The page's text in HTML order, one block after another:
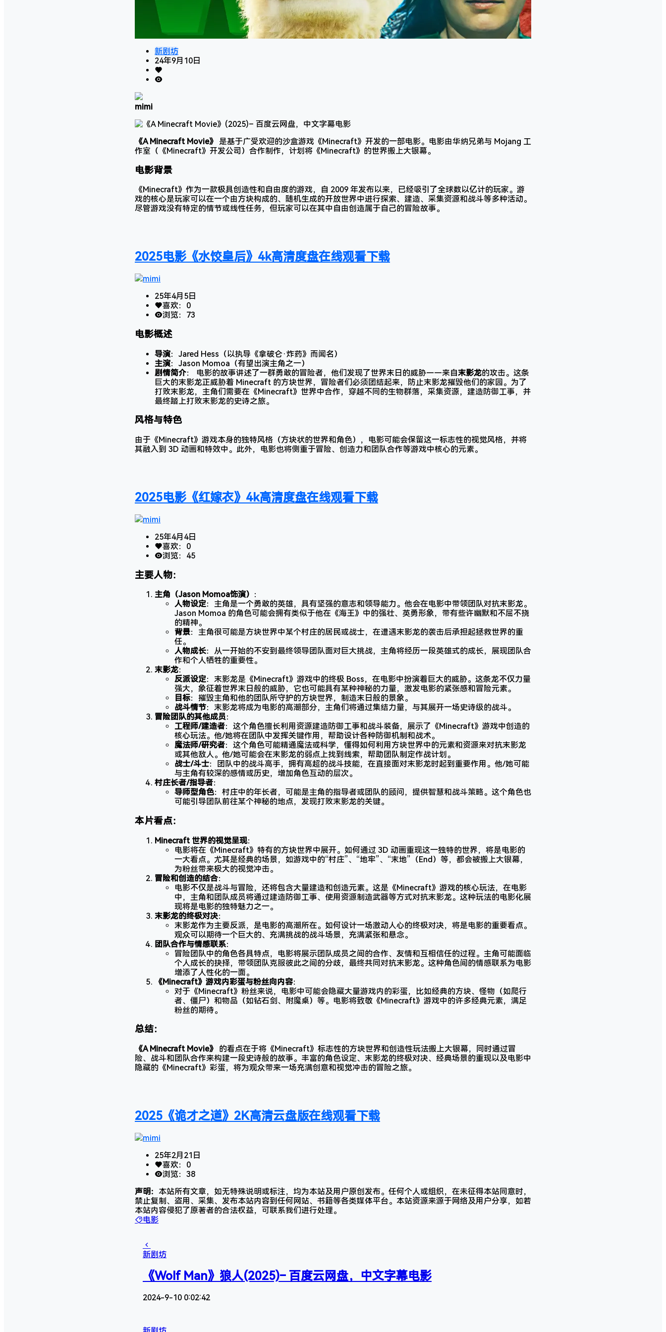
新剧坊
24年9月10日
mimi
《A Minecraft Movie》
是基于广受欢迎的沙盒游戏《Minecraft》开发的一部电影。电影由华纳兄弟与 Mojang 工
作室（《Minecraft》开发公司）合作制作，计划将《Minecraft》的世界搬上大银幕。
电影背景
《Minecraft》作为一款极具创造性和自由度的游戏，自 2009 年发布以来，已经吸引了全球数以亿计的玩家。游
戏的核心是玩家可以在一个由方块构成的、随机生成的开放世界中进行探索、建造、采集资源和战斗等多种活动。
尽管游戏没有特定的情节或线性任务，但玩家可以在其中自由创造属于自己的冒险故事。
2025电影《水饺皇后》4k高清度盘在线观看下载
mimi
25年4月5日
喜欢： 0
浏览： 73
电影概述
导演：Jared Hess（以执导《拿破仑·炸药》而闻名）
主演：Jason Momoa（有望出演主角之一）
剧情简介： 电影的故事讲述了一群勇敢的冒险者，他们发现了世界末日的威胁——来自末影龙的攻击。这条
巨大的末影龙正威胁着 Minecraft 的方块世界，冒险者们必须团结起来，防止末影龙摧毁他们的家园。为了
打败末影龙，主角们需要在《Minecraft》世界中合作，穿越不同的生物群落，采集资源，建造防御工事，并
最终踏上打败末影龙的史诗之旅。
风格与特色
由于《Minecraft》游戏本身的独特风格（方块状的世界和角色），电影可能会保留这一标志性的视觉风格，并将
其融入到 3D 动画和特效中。此外，电影也将侧重于冒险、创造力和团队合作等游戏中核心的元素。
2025电影《红嫁衣》4k高清度盘在线观看下载
mimi
25年4月4日
喜欢： 0
浏览： 45
主要人物：
主角（Jason Momoa饰演） ：
人物设定：主角是一个勇敢的英雄，具有坚强的意志和领导能力。他会在电影中带领团队对抗末影龙。
Jason Momoa 的角色可能会拥有类似于他在《海王》中的强壮、英勇形象，带有些许幽默和不屈不挠
的精神。
背景：主角很可能是方块世界中某个村庄的居民或战士，在遭遇末影龙的袭击后承担起拯救世界的重
任。
人物成长：从一开始的不安到最终领导团队面对巨大挑战，主角将经历一段英雄式的成长，展现团队合
作和个人牺牲的重要性。
末影龙：
反派设定：末影龙是《Minecraft》游戏中的终极 Boss，在电影中扮演着巨大的威胁。这条龙不仅力量
强大，象征着世界末日般的威胁，它也可能具有某种神秘的力量，激发电影的紧张感和冒险元素。
目标：摧毁主角和他的团队所守护的方块世界，制造末日般的景象。
战斗情节：末影龙将成为电影的高潮部分，主角们将通过集结力量，与其展开一场史诗级的战斗。
冒险团队的其他成员：
工程师/建造者：这个角色擅长利用资源建造防御工事和战斗装备，展示了《Minecraft》游戏中创造的
核心玩法。他/她将在团队中发挥关键作用，帮助设计各种防御机制和战术。
魔法师/研究者：这个角色可能精通魔法或科学，懂得如何利用方块世界中的元素和资源来对抗末影龙
或其他敌人。他/她可能会在末影龙的弱点上找到线索，帮助团队制定作战计划。
战士/斗士：团队中的战斗高手，拥有高超的战斗技能，在直接面对末影龙时起到重要作用。他/她可能
与主角有较深的感情或历史，增加角色互动的层次。
村庄长者/指导者：
导师型角色：村庄中的年长者，可能是主角的指导者或团队的顾问，提供智慧和战斗策略。这个角色也
可能引导团队前往某个神秘的地点，发现打败末影龙的关键。
本片看点：
Minecraft 世界的视觉呈现：
电影将在《Minecraft》特有的方块世界中展开。如何通过 3D 动画重现这一独特的世界，将是电影的
一大看点。尤其是经典的场景，如游戏中的“村庄”、“地牢”、“末地”（End）等，都会被搬上大银幕，
为粉丝带来极大的视觉冲击。
冒险和创造的结合：
电影不仅是战斗与冒险，还将包含大量建造和创造元素。这是《Minecraft》游戏的核心玩法，在电影
中，主角和团队成员将通过建造防御工事、使用资源制造武器等方式对抗末影龙。这种玩法的电影化展
现将是电影的独特魅力之一。
末影龙的终极对决：
末影龙作为主要反派，是电影的高潮所在。如何设计一场激动人心的终极对决，将是电影的重要看点。
观众可以期待一个巨大的、充满挑战的战斗场景，充满紧张和悬念。
团队合作与情感联系：
冒险团队中的角色各具特点，电影将展示团队成员之间的合作、友情和互相信任的过程。主角可能面临
个人成长的抉择，带领团队克服彼此之间的分歧，最终共同对抗末影龙。这种角色间的情感联系为电影
增添了人性化的一面。
《Minecraft》游戏内彩蛋与粉丝向内容：
对于《Minecraft》粉丝来说，电影中可能会隐藏大量游戏内的彩蛋，比如经典的方块、怪物（如爬行
者、僵尸）和物品（如钻石剑、附魔桌）等。电影将致敬《Minecraft》游戏中的许多经典元素，满足
粉丝的期待。
总结：
《A Minecraft Movie》
的看点在于将《Minecraft》标志性的方块世界和创造性玩法搬上大银幕，同时通过冒
险、战斗和团队合作来构建一段史诗般的故事。丰富的角色设定、末影龙的终极对决、经典场景的重现以及电影中
隐藏的《Minecraft》彩蛋，将为观众带来一场充满创意和视觉冲击的冒险之旅。
2025《诡才之道》2K高清云盘版在线观看下载
mimi
25年2月21日
喜欢： 0
浏览： 38
声明： 本站所有文章，如无特殊说明或标注，均为本站及用户原创发布。任何个人或组织，在未征得本站同意时，
禁止复制、盗用、采集、发布本站内容到任何网站、书籍等各类媒体平台。本站资源来源于网络及用户分享，如若
本站内容侵犯了原著者的合法权益，可联系我们进行处理。
电影
新剧坊
《Wolf Man》狼人(2025)– 百度云网盘，中文字幕电影
2024-9-10 0:02:42